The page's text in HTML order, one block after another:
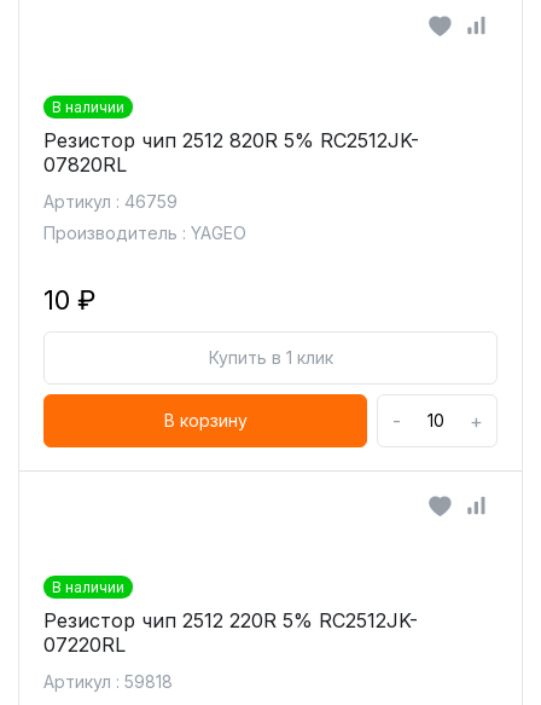
В наличии
Резистор чип 2512 820R 5% RC2512JK-
07820RL
Артикул : 46759
Производитель : YAGEO
10 ₽
Купить в 1 клик
В корзину - +
В наличии
Резистор чип 2512 220R 5% RC2512JK-
07220RL
Артикул : 59818